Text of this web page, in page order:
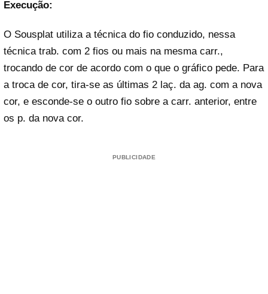
Execução:
O Sousplat utiliza a técnica do fio conduzido, nessa
técnica trab. com 2 fios ou mais na mesma carr.,
trocando de cor de acordo com o que o gráfico pede. Para
a troca de cor, tira-se as últimas 2 laç. da ag. com a nova
cor, e esconde-se o outro fio sobre a carr. anterior, entre
os p. da nova cor.
PUBLICIDADE